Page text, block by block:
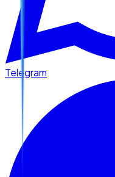
Telegram